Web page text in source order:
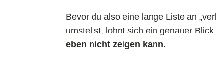
Bevor du also eine lange Liste an
umstellst, lohnt sich ein genauer
eben nicht zeigen kann.